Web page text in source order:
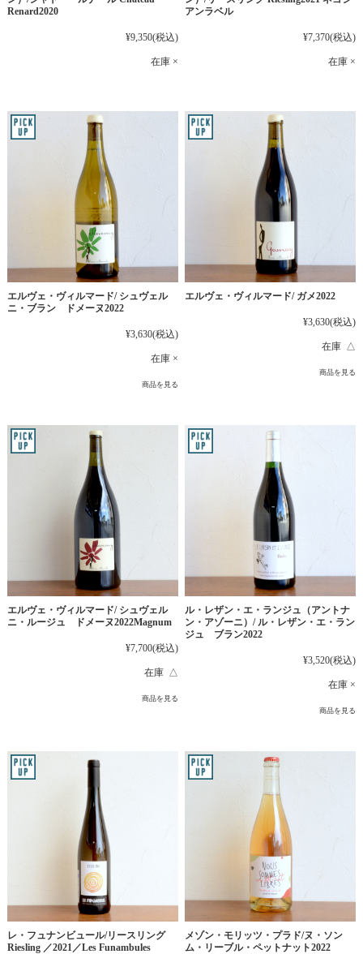
Renard2020
¥9,350(税込)
在庫 ×
アンラベル
¥7,370(税込)
在庫 ×
エルヴェ・ヴィルマード/ シュヴェル
ニ・ブラン ドメーヌ2022
¥3,630(税込)
在庫 ×
商品を見る
エルヴェ・ヴィルマード/ ガメ2022
¥3,630(税込)
在庫 △
商品を見る
エルヴェ・ヴィルマード/ シュヴェル
ニ・ルージュ ドメーヌ2022Magnum
¥7,700(税込)
在庫 △
商品を見る
ル・レザン・エ・ランジュ（アントナ
ン・アゾーニ）/ ル・レザン・エ・ラン
ジュ ブラン2022
¥3,520(税込)
在庫 ×
商品を見る
レ・フュナンビュール/リースリング
Riesling ／2021／Les Funambules
メゾン・モリッツ・プラド/ヌ・ソン
ム・リーブル・ペットナット2022